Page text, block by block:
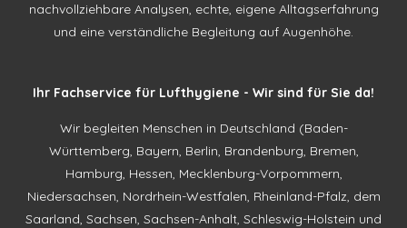
nachvollziehbare Analysen, echte, eigene Alltagserfahrung
und eine verständliche Begleitung auf Augenhöhe.
Ihr Fachservice für Lufthygiene - Wir sind für Sie da!
Wir begleiten Menschen in Deutschland (Baden-
Württemberg, Bayern, Berlin, Brandenburg, Bremen,
Hamburg, Hessen, Mecklenburg-Vorpommern,
Niedersachsen, Nordrhein-Westfalen, Rheinland-Pfalz, dem
Saarland, Sachsen, Sachsen-Anhalt, Schleswig-Holstein und